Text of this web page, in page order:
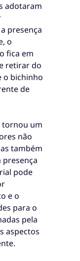
adotaram
presença
o
fica em
retirar do
o bichinho
de
tornou um
não
também
pode
e o
para o
pela
aspectos